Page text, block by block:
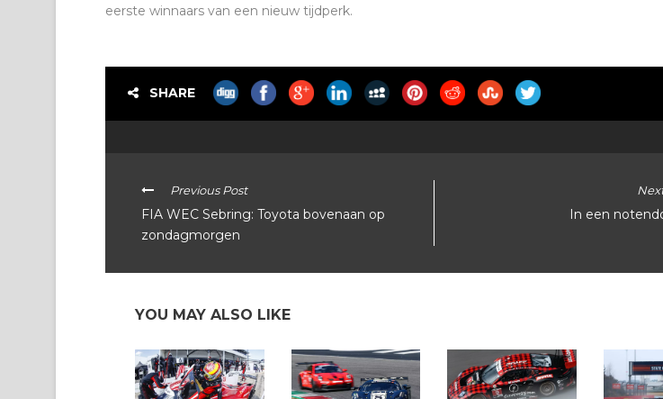
eerste winnaars van een nieuw tijdperk.
SHARE
Previous Post
FIA WEC Sebring: Toyota bovenaan op
zondagmorgen
In een
YOU MAY ALSO LIKE